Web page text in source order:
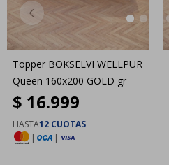
Topper BOKSELVI WELLPUR
Queen 160x200 GOLD gr
$ 16.999
HASTA12 CUOTAS
|
|